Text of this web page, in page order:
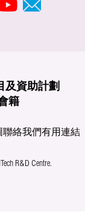
及資助計劃
籍
聯絡我們有用連結
R&D Centre.